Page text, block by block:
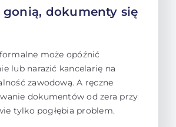
gonią, dokumenty się
może opóźnić
lub narazić kancelarię na
zawodową. A ręczne
dokumentów od zera przy
tylko pogłębia problem.